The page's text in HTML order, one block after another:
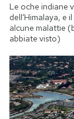
Le oche indiane
dell'Himalaya, e
alcune malattie
abbiate visto)